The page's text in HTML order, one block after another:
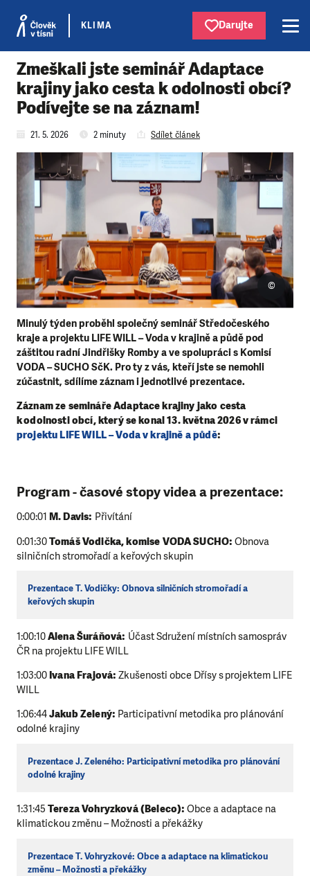
KLIMA Darujte
Zmeškali jste seminář Adaptace
krajiny jako cesta k odolnosti obcí?
Podívejte se na záznam!
21. 5. 2026 2 minuty Sdílet článek
Minulý týden proběhl společný seminář Středočeského
kraje a projektu LIFE WILL – Voda v krajině a půdě pod
záštitou radní Jindřišky Romby a ve spolupráci s Komisí
VODA – SUCHO SčK. Pro ty z vás, kteří jste se nemohli
zúčastnit, sdílíme záznam i jednotlivé prezentace.
©
Záznam ze semináře Adaptace krajiny jako cesta
k odolnosti obcí, který se konal 13. května 2026 v rámci
projektu LIFE WILL – Voda v krajině a půdě:
Program - časové stopy videa a prezentace:
0:00:01 M. Davis: Přivítání
0:01:30Tomáš Vodička, komise VODA SUCHO:Obnova
silničních stromořadí a keřových skupin
Prezentace T. Vodičky: Obnova silničních stromořadí a
keřových skupin
1:00:10Alena Šuráňová: Účast Sdružení místních samospráv
ČR na projektu LIFE WILL
1:03:00Ivana Frajová: Zkušenosti obce Dřísy s projektem LIFE
WILL
1:06:44Jakub Zelený: Participativní metodika pro plánování
odolné krajiny
Prezentace J. Zeleného: Participativní metodika pro plánování
odolné krajiny
1:31:45 Tereza Vohryzková (Beleco):Obce a adaptace na
klimatickou změnu – Možnosti a překážky
Prezentace T. Vohryzkové: Obce a adaptace na klimatickou
změnu – Možnosti a překážky